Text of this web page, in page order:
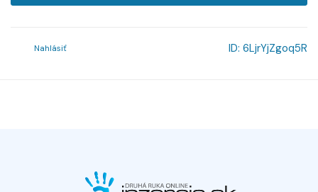
Nahlásiť ID: 6LjrYjZgoq5R